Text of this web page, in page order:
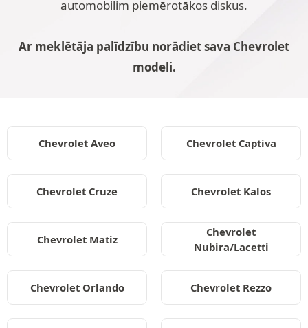
automobilim piemērotākos diskus.
Ar meklētāja palīdzību norādiet sava Chevrolet
modeli.
Chevrolet Aveo Chevrolet Captiva
Chevrolet Cruze Chevrolet Kalos
Chevrolet Matiz
Chevrolet
Nubira/Lacetti
Chevrolet Orlando Chevrolet Rezzo